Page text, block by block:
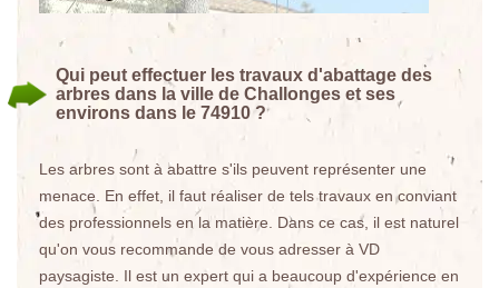
Qui peut effectuer les travaux d'abattage des
arbres dans la ville de Challonges et ses
environs dans le 74910 ?
Les arbres sont à abattre s'ils peuvent représenter une
menace. En effet, il faut réaliser de tels travaux en conviant
des professionnels en la matière. Dans ce cas, il est naturel
qu'on vous recommande de vous adresser à VD
paysagiste. Il est un expert qui a beaucoup d'expérience en